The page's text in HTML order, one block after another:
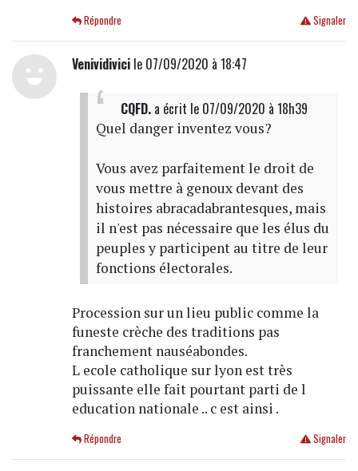
Signaler
Répondre
Venividivicile 07/09/2020 à 18:47
CQFD.a écrit le 07/09/2020 à 18h39
Quel danger inventez vous?
Vous avez parfaitement le droit de
vous mettre à genoux devant des
histoires abracadabrantesques, mais
il n'est pas nécessaire que les élus du
peuples y participent au titre de leur
fonctions électorales.
Procession sur un lieu public comme la
funeste crèche des traditions pas
franchement nauséabondes.
L ecole catholique sur lyon est très
puissante elle fait pourtant parti de l
education nationale .. c est ainsi .
Signaler
Répondre